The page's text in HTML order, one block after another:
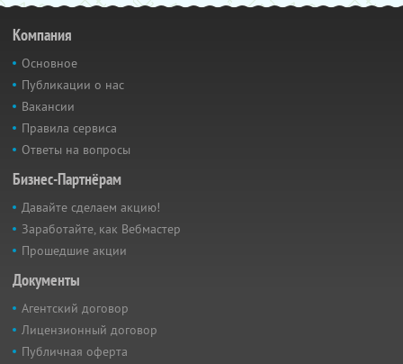
Компания
Основное
Публикации о нас
Вакансии
Правила сервиса
Ответы на вопросы
Бизнес-Партнёрам
Давайте сделаем акцию!
Заработайте, как Вебмастер
Прошедшие акции
Документы
Агентский договор
Лицензионный договор
Публичная оферта